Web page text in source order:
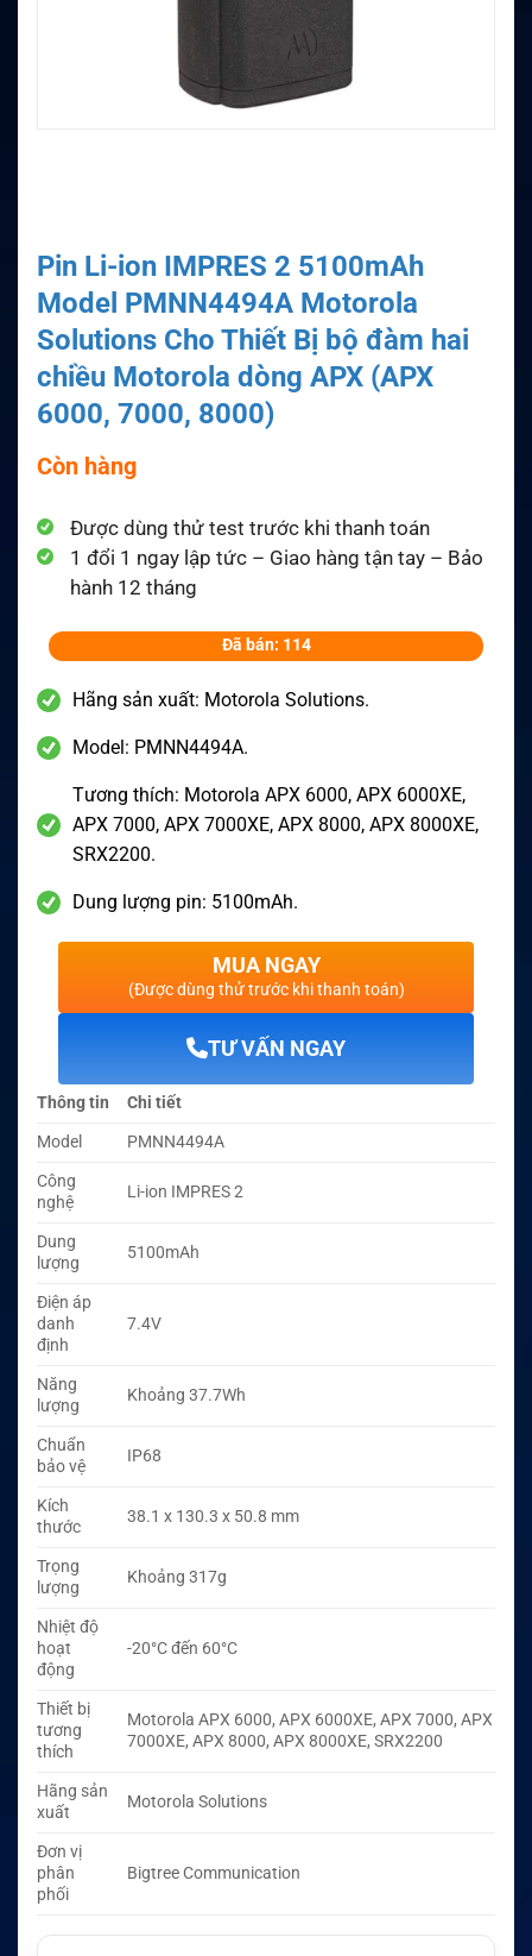
Pin Li-ion IMPRES 2 5100mAh
Model PMNN4494A Motorola
Solutions Cho Thiết Bị bộ đàm hai
chiều Motorola dòng APX (APX
6000, 7000, 8000)
Còn hàng
Được dùng thử test trước khi thanh toán
1 đổi 1 ngay lập tức – Giao hàng tận tay – Bảo
hành 12 tháng
Đã bán: 114
Hãng sản xuất: Motorola Solutions.
Model: PMNN4494A.
Tương thích: Motorola APX 6000, APX 6000XE,
APX 7000, APX 7000XE, APX 8000, APX 8000XE,
SRX2200.
Dung lượng pin: 5100mAh.
MUA NGAY
(Được dùng thử trước khi thanh toán)
TƯ VẤN NGAY
Thông tin
Chi tiết
Model
PMNN4494A
Công
nghệ
Li-ion IMPRES 2
Dung
lượng
5100mAh
Điện áp
danh
định
7.4V
Năng
lượng
Khoảng 37.7Wh
Chuẩn
bảo vệ
IP68
Kích
thước
38.1 x 130.3 x 50.8 mm
Trọng
lượng
Khoảng 317g
Nhiệt độ
hoạt
động
-20°C đến 60°C
Thiết bị
tương
thích
Motorola APX 6000, APX 6000XE, APX 7000, APX
7000XE, APX 8000, APX 8000XE, SRX2200
Hãng sản
xuất
Motorola Solutions
Đơn vị
phân
phối
Bigtree Communication